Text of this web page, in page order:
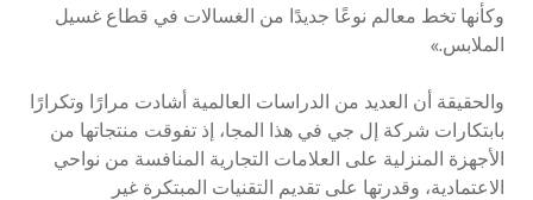
وكأنها تخط معالم نوعًا جديدًا من الغسالات في قطاع غسيل
الملابس.»
والحقيقة أن العديد من الدراسات العالمية أشادت مرارًا وتكرارًا
بابتكارات شركة إل جي في هذا المجا، إذ تفوقت منتجاتها من
الأجهزة المنزلية على العلامات التجارية المنافسة من نواحي
الاعتمادية، وقدرتها على تقديم التقنيات المبتكرة غير